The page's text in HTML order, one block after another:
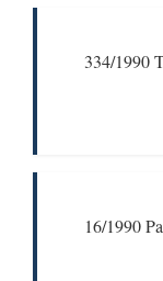
334/1990
16/1990